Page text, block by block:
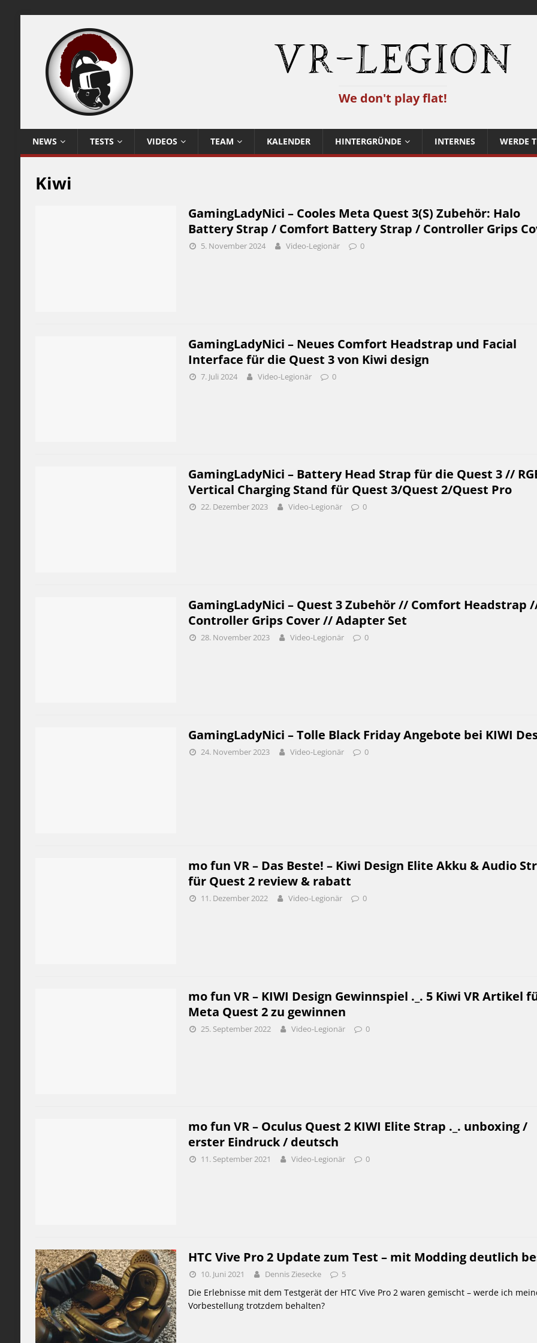
VR-Legion
We don't play flat!
NEWS TESTS VIDEOS TEAM KALENDER HINTERGRÜNDE INTERNES WERDE
Kiwi
GamingLadyNici – Cooles Meta Quest 3(S) Zubehör: Halo
Battery Strap / Comfort Battery Strap / Controller Grips
5. November 2024 Video-Legionär 0
GamingLadyNici – Neues Comfort Headstrap und Facial
Interface für die Quest 3 von Kiwi design
7. Juli 2024 Video-Legionär 0
GamingLadyNici – Battery Head Strap für die Quest 3 //
Vertical Charging Stand für Quest 3/Quest 2/Quest Pro
22. Dezember 2023 Video-Legionär 0
GamingLadyNici – Quest 3 Zubehör // Comfort Headstrap
Controller Grips Cover // Adapter Set
28. November 2023 Video-Legionär 0
GamingLadyNici – Tolle Black Friday Angebote bei KIWI
24. November 2023 Video-Legionär 0
mo fun VR – Das Beste! – Kiwi Design Elite Akku & Audio
für Quest 2 review & rabatt
11. Dezember 2022 Video-Legionär 0
mo fun VR – KIWI Design Gewinnspiel ._. 5 Kiwi VR Artikel
Meta Quest 2 zu gewinnen
25. September 2022 Video-Legionär 0
mo fun VR – Oculus Quest 2 KIWI Elite Strap ._. unboxing /
erster Eindruck / deutsch
11. September 2021 Video-Legionär 0
HTC Vive Pro 2 Update zum Test – mit Modding deutlich
10. Juni 2021 Dennis Ziesecke 5
Die Erlebnisse mit dem Testgerät der HTC Vive Pro 2 waren gemischt – werde ich
Vorbestellung trotzdem behalten?